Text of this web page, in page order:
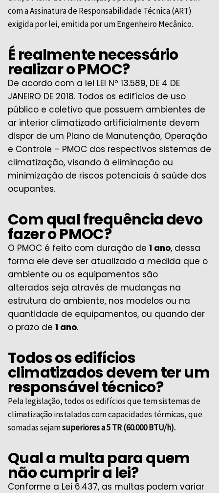
com a Assinatura de Responsabilidade Técnica (ART)
exigida por lei, emitida por um Engenheiro Mecânico.
É realmente necessário
realizar o PMOC?
De acordo com a lei LEI Nº 13.589, DE 4 DE
JANEIRO DE 2018. Todos os edifícios de uso
público e coletivo que possuem ambientes de
ar interior climatizado artificialmente devem
dispor de um Plano de Manutenção, Operação
e Controle – PMOC dos respectivos sistemas de
climatização, visando à eliminação ou
minimização de riscos potenciais à saúde dos
ocupantes.
Com qual frequência devo
fazer o PMOC?
O PMOC é feito com duração de 1 ano, dessa
forma ele deve ser atualizado a medida que o
ambiente ou os equipamentos são
alterados seja através de mudanças na
estrutura do ambiente, nos modelos ou na
quantidade de equipamentos, ou quando der
o prazo de 1 ano.
Todos os edifícios
climatizados devem ter um
responsável técnico?
Pela legislação, todos os edifícios que tem sistemas de
climatização instalados com capacidades térmicas, que
somadas sejamsuperiores a 5 TR (60.000 BTU/h).
Qual a multa para quem
não cumprir a lei?
Conforme a Lei 6.437, as multas podem variar